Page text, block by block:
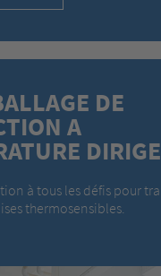
DE
A
à tous les défis pour
thermosensibles.